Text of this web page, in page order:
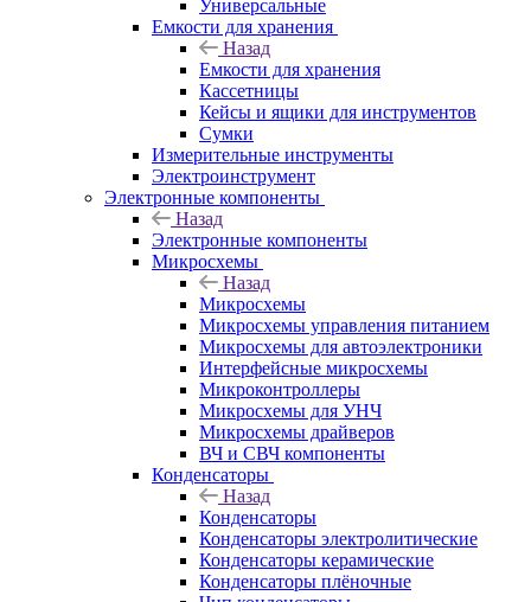
Универсальные
Емкости для хранения
Назад
Емкости для хранения
Кассетницы
Кейсы и ящики для инструментов
Сумки
Измерительные инструменты
Электроинструмент
Электронные компоненты
Назад
Электронные компоненты
Микросхемы
Назад
Микросхемы
Микросхемы управления питанием
Микросхемы для автоэлектроники
Интерфейсные микросхемы
Микроконтроллеры
Микросхемы для УНЧ
Микросхемы драйверов
ВЧ и СВЧ компоненты
Конденсаторы
Назад
Конденсаторы
Конденсаторы электролитические
Конденсаторы керамические
Конденсаторы плёночные